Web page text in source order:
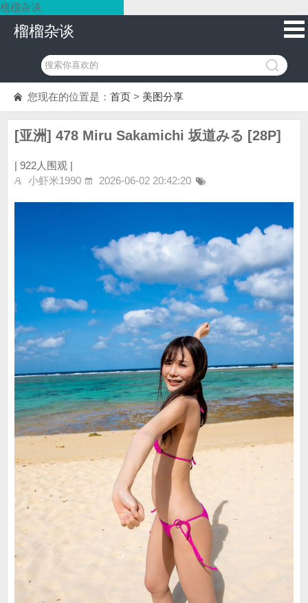
榴榴杂谈
榴榴杂谈
您现在的位置是： 首页 > 美图分享
[亚洲] 478 Miru Sakamichi 坂道みる [28P]
| 922人围观 |
小虾米1990
2026-06-02 20:42:20